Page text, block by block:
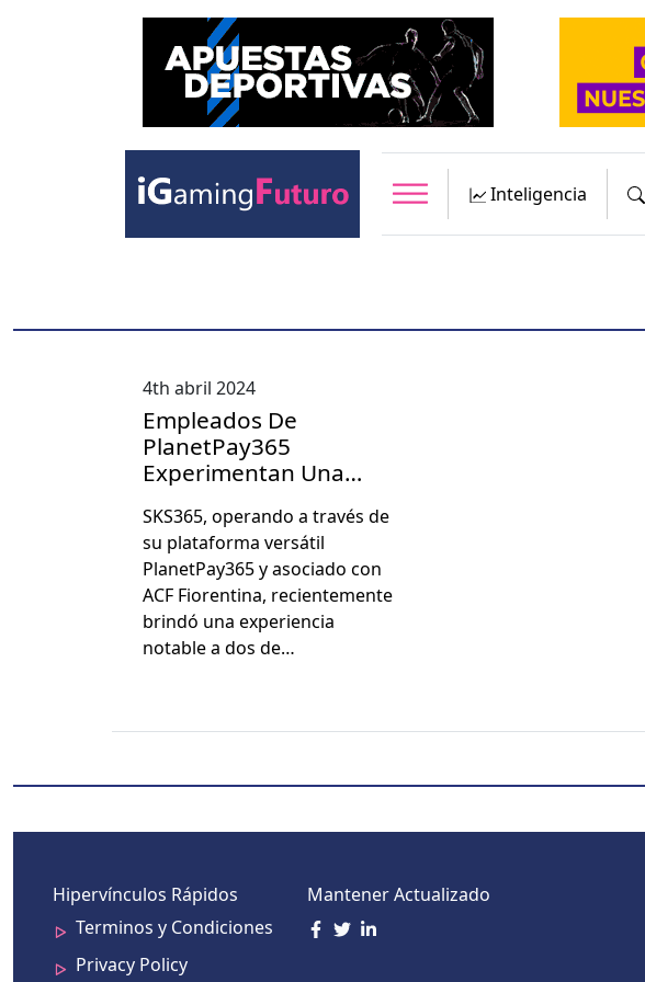
Inteligencia
4th abril 2024
Empleados De
PlanetPay365
Experimentan Una
El Centro De
Entrenamiento
Fiorentina de Viola
Park
SKS365, operan­do a través de
su platafor­ma ver­sátil
PlanetPay365 y aso­ci­a­do con
ACF Fiorenti­na, recien­te­mente
brindó una expe­ri­en­cia
notable a dos de…
Hipervínculos Rápidos
Terminos y Condiciones
Privacy Policy
Mantener Actualizado